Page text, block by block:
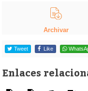
Archivar
Tweet Like
Enlaces